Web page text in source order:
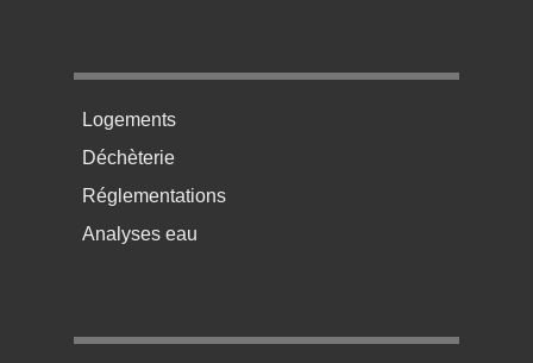
Menu pratique bas de page 2
Logements
Déchèterie
Réglementations
Analyses eau
Menu pratique bas de page 3